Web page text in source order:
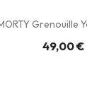
Grenouille
49,00 €